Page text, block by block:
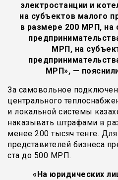
электростанции и
на субъектов малого
в размере 200 МРП, на
МРП, на
МРП», —
За самовольное
центрального
и локальной системы
наказывать штрафами в
менее 200 тысяч тенге.
представителей бизнеса
ста до 500 МРП.
«На юридических